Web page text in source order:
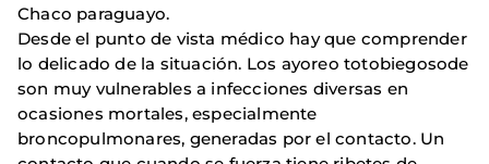
Chaco paraguayo.
Desde el punto de vista médico hay que comprender
lo delicado de la situación. Los ayoreo totobiegosode
son muy vulnerables a infecciones diversas en
ocasiones mortales, especialmente
broncopulmonares, generadas por el contacto. Un